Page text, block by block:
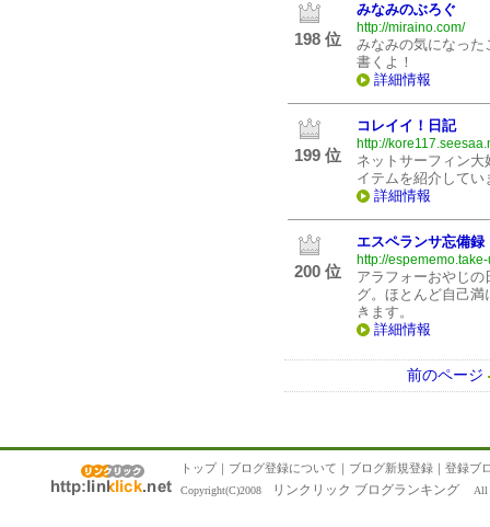
198 位
みなみのぶろぐ
http://miraino.com/
みなみの気になっ
書くよ！
詳細情報
199 位
コレイイ！日記
http://
ネットサーフィン
イテムを紹介してい
詳細情報
200 位
エスペランサ忘備録
http://
アラフォーおやじ
グ。ほとんど自己
きます。
詳細情報
前のページ
トップ｜ ブログ登録について ｜ ブログ新規登録 ｜ 登録ブ
Copyright(C)2008 リンクリック ブログランキング All